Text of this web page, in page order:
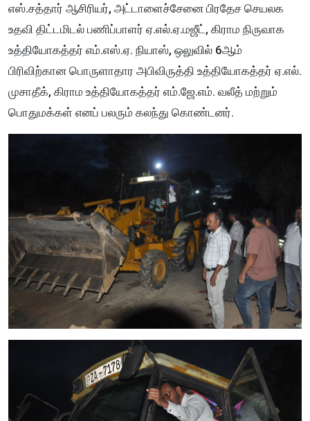
எஸ்.சத்தார் ஆசிரியர், அட்டாளைச்சேனை பிரதேச செயலக
உதவி திட்டமிடல் பணிப்பாளர் ஏ.எல்.ஏ.மஜீட், கிராம நிருவாக
உத்தியோகத்தர் எம்.எஸ்.ஏ. நியாஸ், ஒலுவில் 6ஆம்
பிரிவிற்கான பொருளாதார அபிவிருத்தி உத்தியோகத்தர் ஏ.எல்.
முசாதீக், கிராம உத்தியோகத்தர் எம்.ஜே.எம். வலீத் மற்றும்
பொதுமக்கள் எனப் பலரும் கலந்து கொண்டனர்.